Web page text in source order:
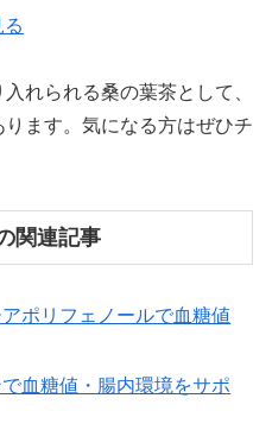
れられる桑の葉茶として、
ます。気になる方はぜひチ
関連記事
ポリフェノールで血糖値
血糖値・腸内環境をサポ